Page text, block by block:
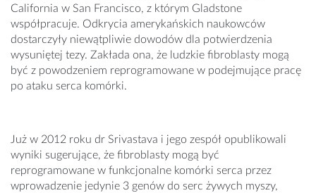
California w San Francisco, z którym Gladstone
współpracuje. Odkrycia amerykańskich naukowców
dostarczyły niewątpliwie dowodów dla potwierdzenia
wysuniętej tezy. Zakłada ona, że ludzkie fibroblasty mogą
być z powodzeniem reprogramowane w podejmujące pracę
po ataku serca komórki.
Już w 2012 roku dr Srivastava i jego zespół opublikowali
wyniki sugerujące, że fibroblasty mogą być
reprogramowane w funkcjonalne komórki serca przez
wprowadzenie jedynie 3 genów do serc żywych myszy,